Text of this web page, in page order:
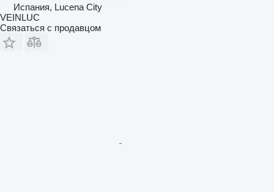
Испания, Lucena City
VEINLUC
Связаться с продавцом